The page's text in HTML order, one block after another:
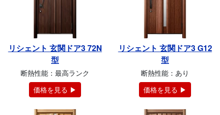
リシェント 玄関ドア3 72N
型
断熱性能：最高ランク
価格を見る ▶
リシェント 玄関ドア3 G12
型
断熱性能：あり
価格を見る ▶